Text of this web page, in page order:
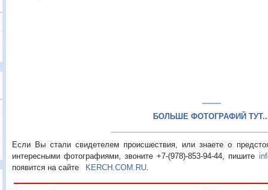
БОЛЬШЕ ФОТОГРАФИЙ
Если Вы стали свидетелем происшествия, или знаете о
интересными фотографиями, звоните +7-(978)-853-94-44, пишите
появится на сайте KERCH.COM.RU.